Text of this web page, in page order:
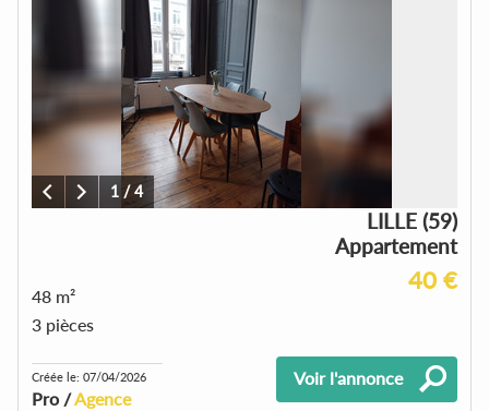
1 /4
LILLE (59)
Appartement
40 €
48 m²
3 pièces
Créée le: 07/04/2026
Pro /Agence
Voir l'annonce